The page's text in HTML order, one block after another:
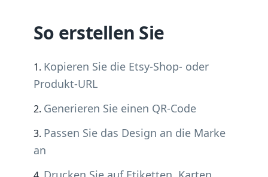
So erstellen Sie
Kopieren Sie die Etsy-Shop- oder
Produkt-URL
Generieren Sie einen QR-Code
Passen Sie das Design an die Marke
an